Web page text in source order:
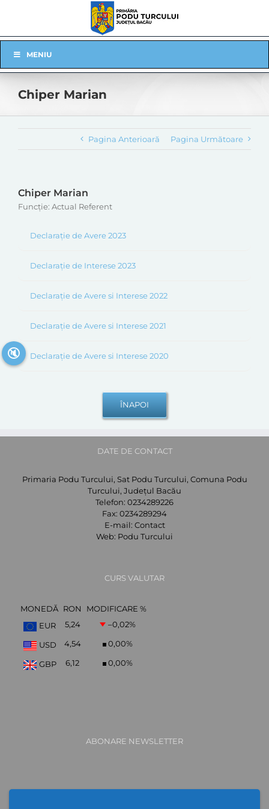
Navigation
MENIU
Chiper Marian
Pagina Anterioară Pagina Următoare
Chiper Marian
Funcție: Actual Referent
Declarație de Avere 2023
Declarație de Interese 2023
Declarație de Avere si Interese 2022
Declarație de Avere si Interese 2021
Declarație de Avere si Interese 2020
DATE DE CONTACT
Primaria Podu Turcului, Sat Podu Turcului, Comuna Podu
Turcului, Județul Bacău
Telefon: 0234289226
Fax: 0234289294
E-mail: Contact
Web: Podu Turcului
CURS VALUTAR
MONEDĂ RON
MODIFICARE %
EUR
5,24 –0,02%
USD 4,54 0,00%
GBP 6,12 0,00%
ABONARE NEWSLETTER
🔇